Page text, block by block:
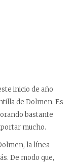
inicio de año
de Dolmen. Es
bastante
mucho.
la línea
De modo que,